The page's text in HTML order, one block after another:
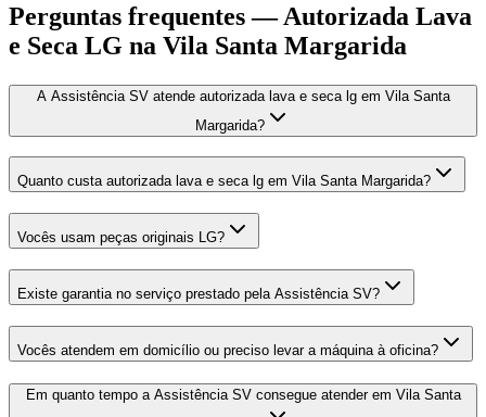
Perguntas frequentes —Autorizada Lava
e Seca LG na Vila Santa Margarida
A Assistência SV atende autorizada lava e seca lg em Vila Santa
Margarida?
Quanto custa autorizada lava e seca lg em Vila Santa Margarida?
Vocês usam peças originais LG?
Existe garantia no serviço prestado pela Assistência SV?
Vocês atendem em domicílio ou preciso levar a máquina à oficina?
Em quanto tempo a Assistência SV consegue atender em Vila Santa